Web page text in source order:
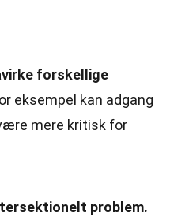
forskellige
eksempel kan adgang
mere kritisk for
problem.